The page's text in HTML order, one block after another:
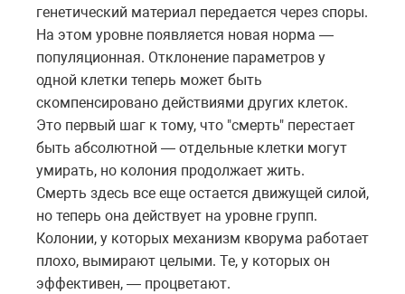
генетический материал передается через споры.
На этом уровне появляется новая норма —
популяционная. Отклонение параметров у
одной клетки теперь может быть
скомпенсировано действиями других клеток.
Это первый шаг к тому, что "смерть" перестает
быть абсолютной — отдельные клетки могут
умирать, но колония продолжает жить.
Смерть здесь все еще остается движущей силой,
но теперь она действует на уровне групп.
Колонии, у которых механизм кворума работает
плохо, вымирают целыми. Те, у которых он
эффективен, — процветают.